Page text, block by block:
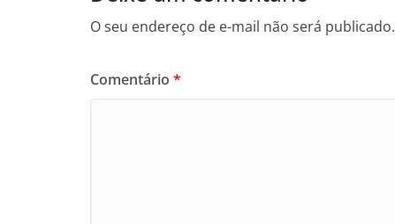
O seu endereço de e-mail não será publicado.
Comentário *